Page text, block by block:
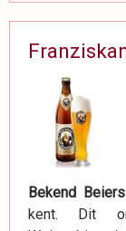
Bekend
kent. Dit